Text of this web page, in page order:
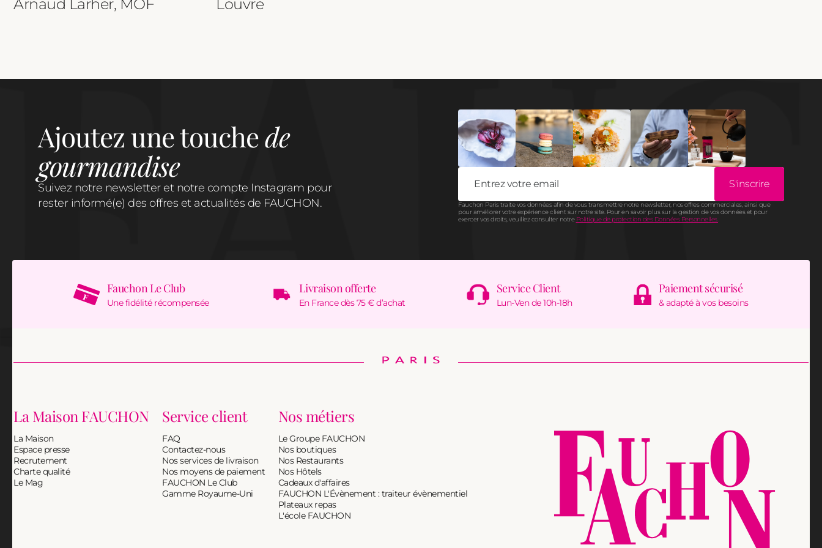
Arnaud Larher, MOF
Louvre
Ajoutez une touchede
gourmandise
Suivez notre newsletter et notre compte Instagram pour
rester informé(e) des offres et actualités de FAUCHON.
S'inscrire
Fauchon Paris traite vos données afin de vous transmettre notre newsletter, nos offres commerciales, ainsi que
pour améliorer votre expérience client sur notre site. Pour en savoir plus sur la gestion de vos données et pour
exercer vos droits, veuillez consulter notre Politique de protection des Données Personnelles.
Fauchon Le Club
Une fidélité récompensée
Livraison offerte
En France dès 75 € d’achat
Service Client
Lun-Ven de 10h-18h
Paiement sécurisé
& adapté à vos besoins
La Maison FAUCHON
La Maison
Espace presse
Recrutement
Charte qualité
Le Mag
Service client
FAQ
Contactez-nous
Nos services de livraison
Nos moyens de paiement
FAUCHON Le Club
Gamme Royaume-Uni
Nos métiers
Le Groupe FAUCHON
Nos boutiques
Nos Restaurants
Nos Hôtels
Cadeaux d'affaires
FAUCHON L'Évènement : traiteur évènementiel
Plateaux repas
L'école FAUCHON